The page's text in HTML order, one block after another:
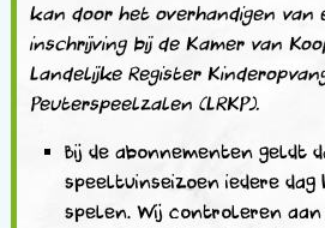
kan door het overhandigen van
inschrijving bij de Kamer van
Landelijke Register
Peuterspeelzalen (LRKP).
Bij de abonnementen geldt
speeltuinseizoen iedere
spelen. Wij controleren aan